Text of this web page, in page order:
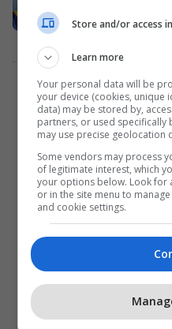
1
Store and/or access
Learn more
Your personal data will be
your device (cookies, unique
data) may be stored by,
partners, or used specifically
may use precise geolocation
Some vendors may process
of legitimate interest, which
your options below. Look for
or in the site menu to
and cookie settings.